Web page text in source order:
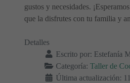
gustos y necesidades.
que la disfrutes con tu familia y
Detalles
Escrito por: Estefanía
Categoría: Taller de
Última actualización: